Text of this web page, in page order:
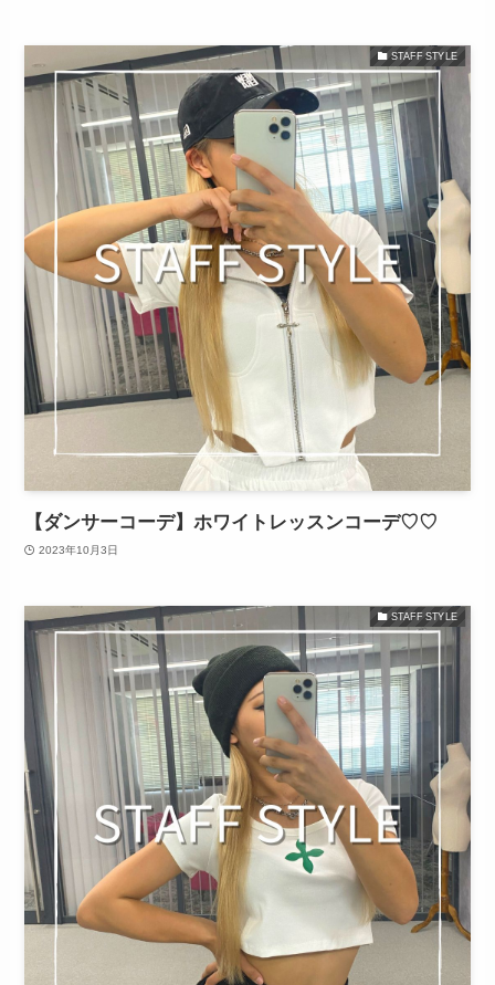
STAFF STYLE
【ダンサーコーデ】ホワイトレッスンコーデ♡♡
2023年10月3日
STAFF STYLE